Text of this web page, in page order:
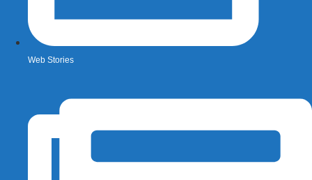
Web Stories